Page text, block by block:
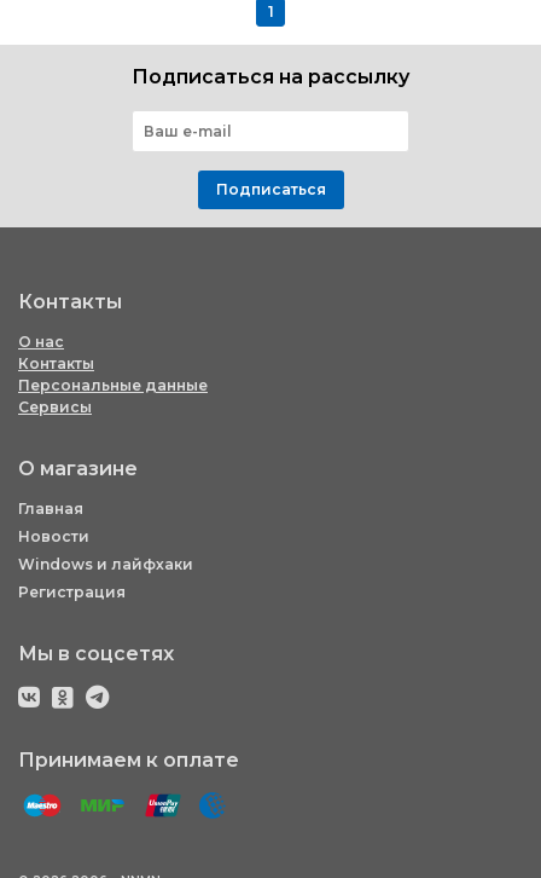
1
Подписаться на рассылку
Подписаться
Контакты
О нас
Контакты
Персональные данные
Сервисы
О магазине
Главная
Новости
Windows и лайфхаки
Регистрация
Мы в соцсетях
Принимаем к оплате